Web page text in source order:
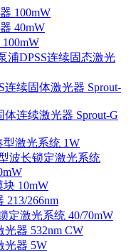
100mW
40mW
浦DPSS连续固态激光
连续固体激光器 Sprout-
体连续激光器 Sprout-G
型激光系统 1W
波长锁定激光系统
块 10mW
266nm
定激光系统 40/70mW
器 532nm CW
光器 5W